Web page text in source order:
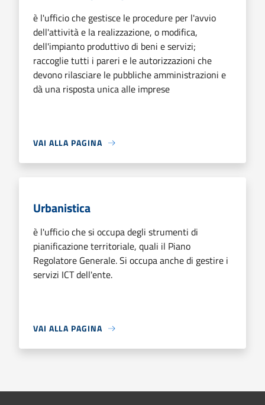
è l'ufficio che gestisce le procedure per l'avvio
dell'attività e la realizzazione, o modifica,
dell'impianto produttivo di beni e servizi;
raccoglie tutti i pareri e le autorizzazioni che
devono rilasciare le pubbliche amministrazioni e
dà una risposta unica alle imprese
VAI ALLA PAGINA
Urbanistica
è l'ufficio che si occupa degli strumenti di
pianificazione territoriale, quali il Piano
Regolatore Generale. Si occupa anche di gestire i
servizi ICT dell'ente.
VAI ALLA PAGINA